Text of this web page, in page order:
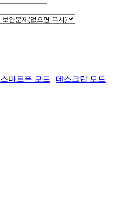
스마트폰 모드 | 데스크탑 모드